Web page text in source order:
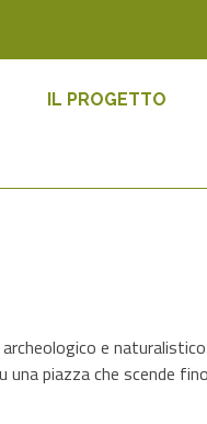
IL PROGETTO
e
piazza che scende